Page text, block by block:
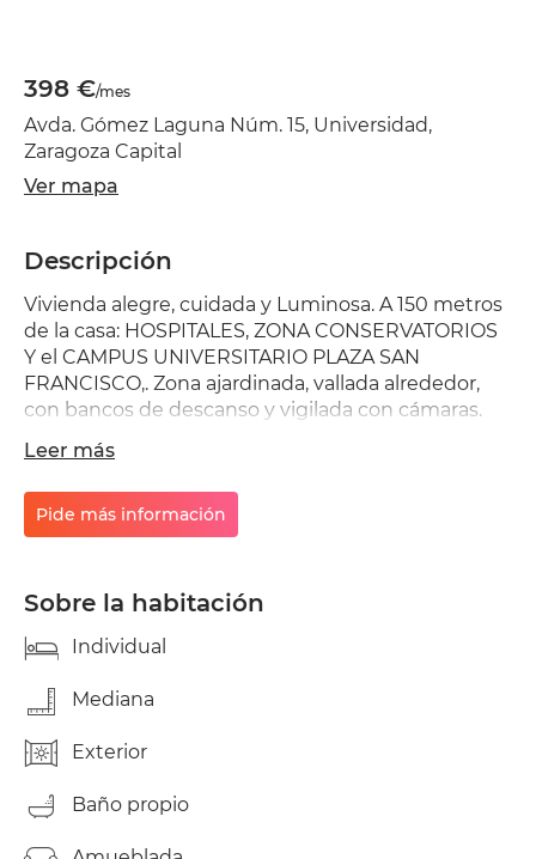
398 €/mes
Avda. Gómez Laguna Núm. 15, Universidad,
Zaragoza Capital
Ver mapa
Descripción
Vivienda alegre, cuidada y Luminosa. A 150 metros
de la casa: HOSPITALES, ZONA CONSERVATORIOS
Y el CAMPUS UNIVERSITARIO PLAZA SAN
FRANCISCO,. Zona ajardinada, vallada alrededor,
con bancos de descanso y vigilada con cámaras.
frigoríficos, lavadora nueva, lavavajillas, microondas,
tendedores de ropa, televisión. Plancha. Junto
Universidad y Hospitales. Se recoge la basura
todos los días y los Supermercados situados a 20
zonas comunes con lìmites. Y Se considera a la
residentes, NO se permiten PAREJAS, HAY normas
condiciones básicas de CONVIVENCIA A
Leer más
Pide más información
Sobre la habitación
Individual
Mediana
Exterior
Baño propio